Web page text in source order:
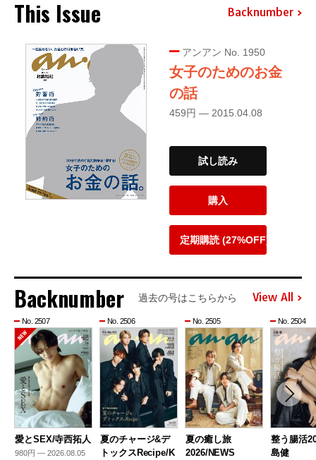
This Issue Backnumber
アンアン No. 1950
女子のためのお金
の話
459円 — 2015.04.08
試し読み
購入
定期購読 (27%OFF)
Backnumber 過去の号はこちらから View All
No. 2507
愛とSEX/寺西拓人
980円 — 2026.08.05
No. 2506
夏のチャージ&デ
トックスRecipe/K
No. 2505
夏の癒し旅
2026/NEWS
No. 2504
整う腸活
島健